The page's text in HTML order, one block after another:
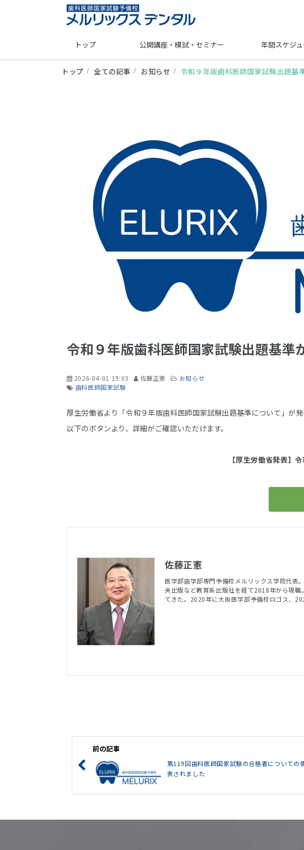
トップ 公開講座・模試・セミナー 年間スケジ
トップ 全ての記事 お知らせ 令和９年版歯科医師国家試験出題基
令和９年版歯科医師国家試験出題基準
2026-04-01 19:03 佐藤正憲
お知らせ
歯科医師国家試験
厚生労働省より「令和９年版歯科医師国家試験出題基準について」が発
以下のボタンより、詳細がご確認いただけます。
【厚生労働省発表】
佐藤正憲
医学部歯学部専門予備校メルリックス学院代表
央出版など教育系出版社を経て2018年から現
てきた。2020年に大阪医学部予備校ロゴス、
前の記事
第119回歯科医師国家試験の合格者についての
表されました